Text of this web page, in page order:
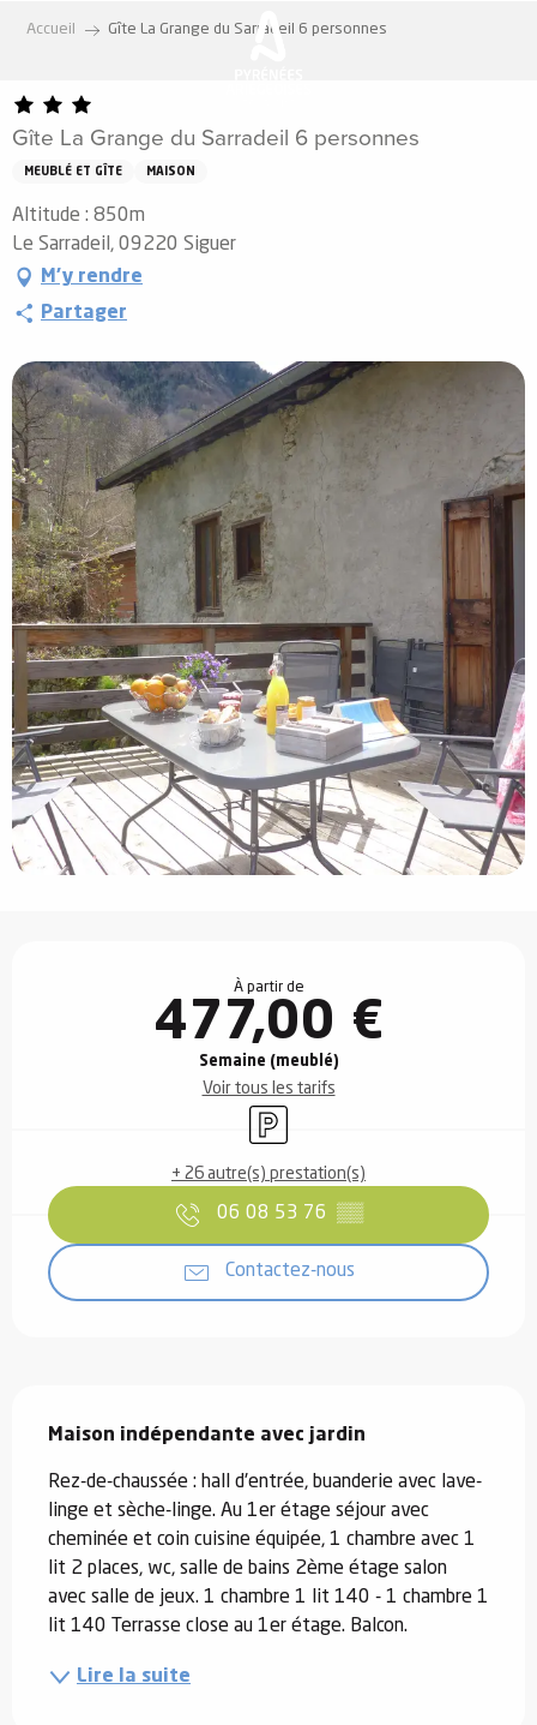
principal
Accueil Gîte La Grange du Sarradeil 6 personnes
Gîte La Grange du Sarradeil 6 personnes
MEUBLÉ ET GÎTE MAISON
Altitude : 850m
Le Sarradeil, 09220 Siguer
M'y rendre
Partager
À partir de
477,00 €
Semaine (meublé)
Voir tous les tarifs
Parking
+ 26 autre(s) prestation(s)
06 08 53 76 ▒▒
Contactez-nous
Maison indépendante avec jardin
Rez-de-chaussée : hall d'entrée, buanderie avec lave-
linge et sèche-linge. Au 1er étage séjour avec
cheminée et coin cuisine équipée, 1 chambre avec 1
lit 2 places, wc, salle de bains 2ème étage salon
avec salle de jeux. 1 chambre 1 lit 140 - 1 chambre 1
lit 140 Terrasse close au 1er étage. Balcon.
Lire la suite